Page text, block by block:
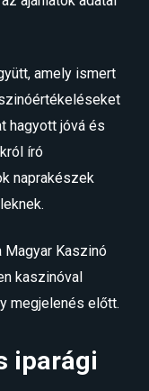
amely ismert
hagyott jóvá és
író
naprakészek
Magyar Kaszinó
kaszinóval
megjelenés előtt.
iparági